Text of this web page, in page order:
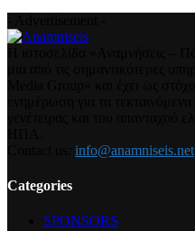
info@anamniseis.net
Categories
SPONSORS